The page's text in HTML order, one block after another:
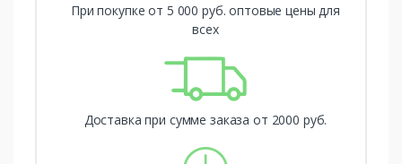
При покупке от 5 000 руб. оптовые цены для
всех
Доставка при сумме заказа от 2000 руб.